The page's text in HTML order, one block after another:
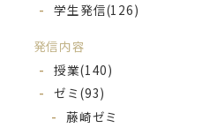
学生発信(126)
発信内容
授業(140)
ゼミ(93)
藤崎ゼミ